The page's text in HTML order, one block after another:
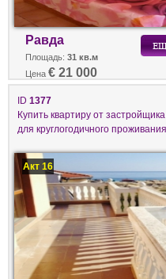
Равда
Площадь: 31 кв.м
Цена € 21 000
ID 1377
Купить квартиру от
для круглогодичного
Акт 16